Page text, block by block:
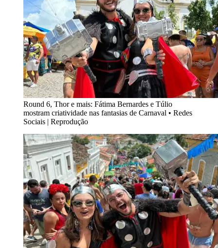
Round 6, Thor e mais: Fátima Bernardes e Túlio
mostram criatividade nas fantasias de Carnaval • Redes
Sociais | Reprodução